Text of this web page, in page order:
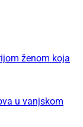
ženom koja
u vanjskom